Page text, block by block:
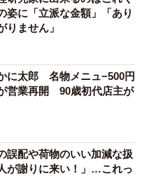
に「立派な金額」「あり
りません」
に太郎 名物メニュ−500円
営業再開 90歳初代店主が
誤配や荷物のいい加減な扱
が謝りに来い！」…これっ